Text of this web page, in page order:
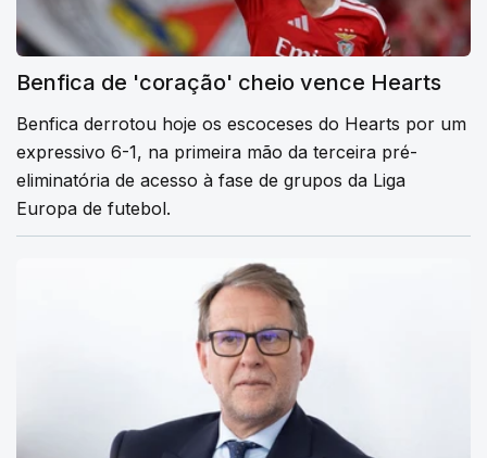
Benfica de 'coração' cheio vence Hearts
Benfica derrotou hoje os escoceses do Hearts por um
expressivo 6-1, na primeira mão da terceira pré-
eliminatória de acesso à fase de grupos da Liga
Europa de futebol.